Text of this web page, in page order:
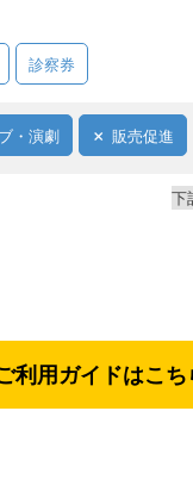
診察券
・演劇 販売促進
下
利用ガイドはこ